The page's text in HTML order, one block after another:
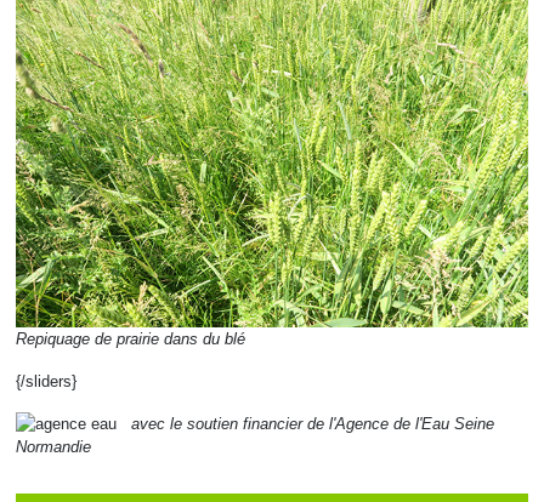
Repiquage de prairie dans du blé
{/sliders}
avec le soutien financier de l'Agence de l'Eau Seine
Normandie